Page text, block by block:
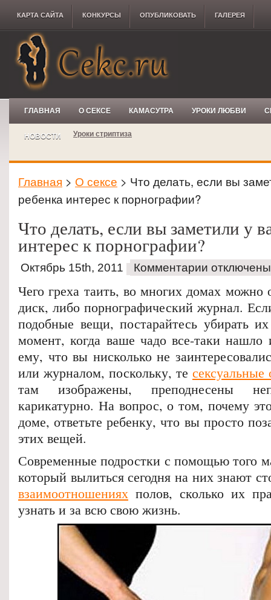
КАРТА САЙТА КОНКУРCЫ ОПУБЛИКОВАТЬ ГАЛЕРЕЯ
ГЛАВНАЯ О СЕКСЕ КАМАСУТРА УРОКИ ЛЮБВИ
НОВОСТИ Уроки стриптиза
Главная > О сексе > Что делать, если вы
ребенка интерес к порнографии?
Что делать, если вы заметили у
интерес к порнографии?
Октябрь 15th, 2011 Комментарии отключены
Чего греха таить, во многих домах можно
диск, либо порнографический журнал.
подобные вещи, постарайтесь убирать
момент, когда ваше чадо все-таки нашло
ему, что вы нисколько не
или журналом, поскольку, те
там изображены, преподнесены
карикатурно. На вопрос, о том, почему
доме, ответьте ребенку, что вы просто
этих вещей.
Современные подростки с помощью того
который вылиться сегодня на них знают
взаимоотношениях полов, сколько их
узнать и за всю свою жизнь.